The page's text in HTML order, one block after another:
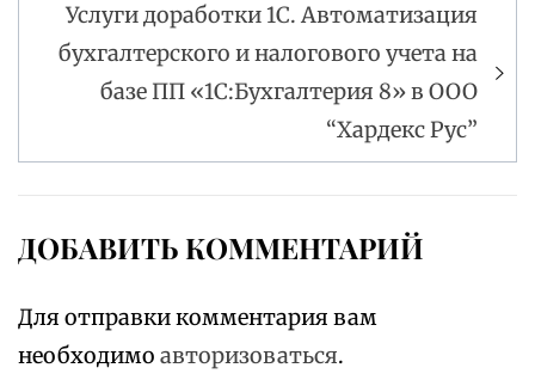
Услуги доработки 1С. Автоматизация
бухгалтерского и налогового учета на
базе ПП «1С:Бухгалтерия 8» в ООО
“Хардекс Рус”
ДОБАВИТЬ КОММЕНТАРИЙ
Для отправки комментария вам
необходимо авторизоваться.